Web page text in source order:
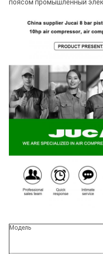
поясом промышленный
Модель